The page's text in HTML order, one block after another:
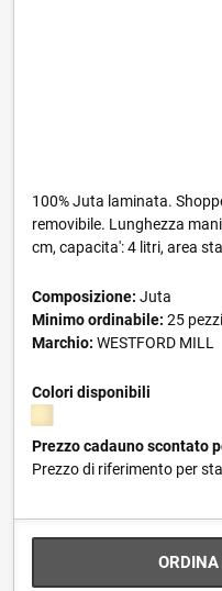
100% Juta laminata.
removibile. Lunghezza
cm, capacita': 4 litri, area
Composizione: Juta
Minimo ordinabile: 25 pezzi
Marchio: WESTFORD MILL
Colori disponibili
Prezzo cadauno scontato
Prezzo di riferimento per